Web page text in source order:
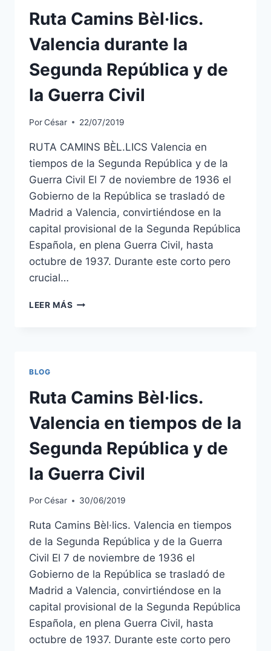
Ruta Camins Bèl·lics.
Valencia durante la
Segunda República y de
la Guerra Civil
PorCésar 22/07/2019
RUTA CAMINS BÈL.LICS Valencia en
tiempos de la Segunda República y de la
Guerra Civil El 7 de noviembre de 1936 el
Gobierno de la República se trasladó de
Madrid a Valencia, convirtiéndose en la
capital provisional de la Segunda República
Española, en plena Guerra Civil, hasta
octubre de 1937. Durante este corto pero
crucial…
LEER MÁS
BLOG
Ruta Camins Bèl·lics.
Valencia en tiempos de la
Segunda República y de
la Guerra Civil
PorCésar 30/06/2019
Ruta Camins Bèl·lics. Valencia en tiempos
de la Segunda República y de la Guerra
Civil El 7 de noviembre de 1936 el
Gobierno de la República se trasladó de
Madrid a Valencia, convirtiéndose en la
capital provisional de la Segunda República
Española, en plena Guerra Civil, hasta
octubre de 1937. Durante este corto pero